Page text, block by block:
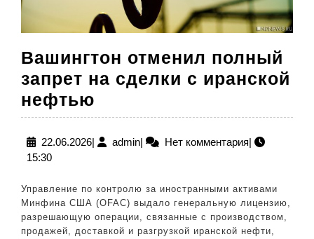
Вашингтон отменил полный
запрет на сделки с иранской
нефтью
отменил
полный
на
сделки
с
22.06.202622.06.2026
| adminadmin
| Нет комментария|
15:30
Управление по контролю за иностранными активами
Минфина США (OFAC) выдало генеральную лицензию,
разрешающую операции, связанные с производством,
продажей, доставкой и разгрузкой иранской нефти,